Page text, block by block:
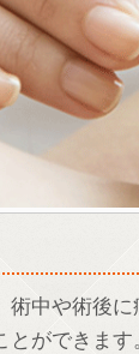
中や術後に
ができます